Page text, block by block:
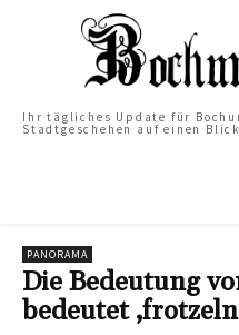
Ihr tägliches Update für
Stadtgeschehen auf einen Blick
PANORAMA
Die Bedeutung
bedeutet